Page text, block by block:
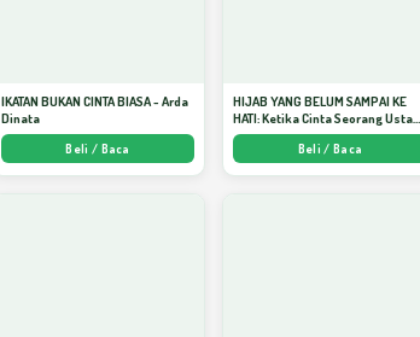
IKATAN BUKAN CINTA BIASA - Arda
Dinata
Beli / Baca
HIJAB YANG BELUM SAMPAI KE
HATI: Ketika Cinta Seorang Ustadz
Menjadi Cermin yang Paling
Kejam - Arda Dinata
Beli / Baca